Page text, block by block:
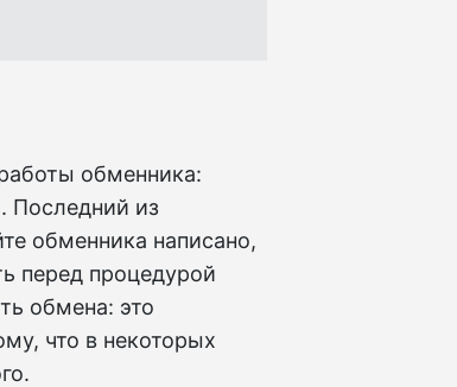
обменника:
Последний из
обменника написано,
перед процедурой
обмена: это
что в некоторых